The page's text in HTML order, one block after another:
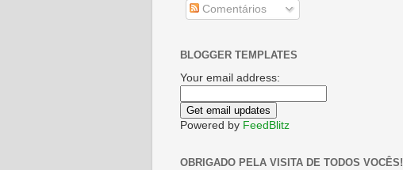
Comentários
BLOGGER TEMPLATES
Your email address:
Powered by FeedBlitz
OBRIGADO PELA VISITA DE TODOS VOCÊS!